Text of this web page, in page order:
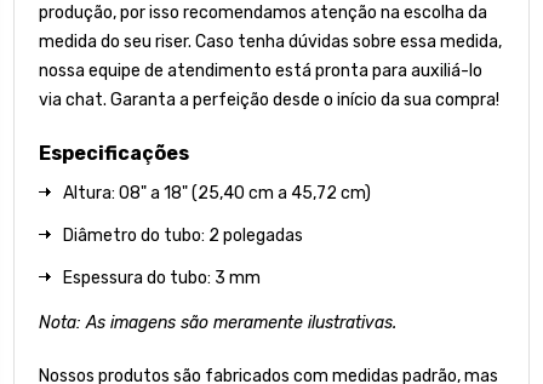
produção, por isso recomendamos atenção na escolha da
medida do seu riser. Caso tenha dúvidas sobre essa medida,
nossa equipe de atendimento está pronta para auxiliá-lo
via chat. Garanta a perfeição desde o início da sua compra!
Especificações
Altura: 08" a 18" (25,40 cm a 45,72 cm)
Diâmetro do tubo: 2 polegadas
Espessura do tubo: 3 mm
Nota: As imagens são meramente ilustrativas.
Nossos produtos são fabricados com medidas padrão, mas